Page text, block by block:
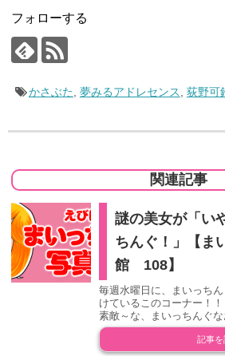
フォローする
かさぶた 夢みるアドレセンス 荻野可
関連記事
謎の美女が「い
ちんぐ！」【ま
館 108】
毎週水曜日に、まいっち
けているこのコーナー！
素敵～な、まいっちんぐな
記事を